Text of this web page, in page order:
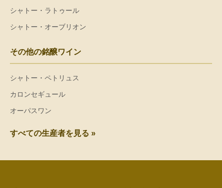
シャトー・ラトゥール
シャトー・オーブリオン
その他の銘醸ワイン
シャトー・ペトリュス
カロンセギュール
オーパスワン
すべての生産者を見る »